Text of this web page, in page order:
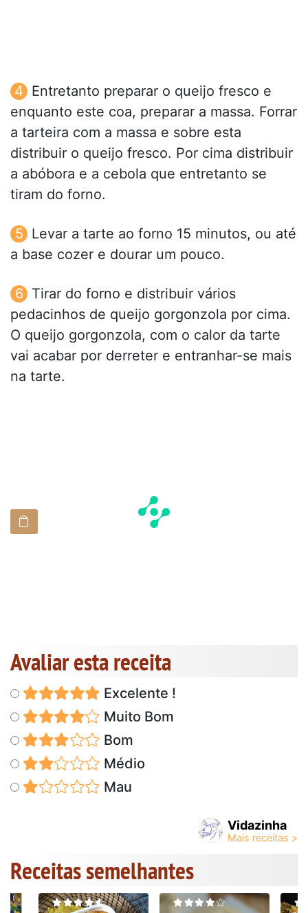
Entretanto preparar o queijo fresco e
enquanto este coa, preparar a massa. Forrar
a tarteira com a massa e sobre esta
distribuir o queijo fresco. Por cima distribuir
a abóbora e a cebola que entretanto se
tiram do forno.
Levar a tarte ao forno 15 minutos, ou até
a base cozer e dourar um pouco.
Tirar do forno e distribuir vários
pedacinhos de queijo gorgonzola por cima.
O queijo gorgonzola, com o calor da tarte
vai acabar por derreter e entranhar-se mais
na tarte.
Avaliar esta receita
Excelente !
Muito Bom
Bom
Médio
Mau
Vidazinha
Receitas semelhantes